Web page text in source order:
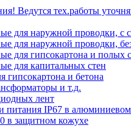
Ведутся тех.работы
для наружной проводки, с
для наружной проводки,
для гипсокартона и полых
для капитальных стен
гипсокартона и бетона
и т.д.
лент
питания IP67 в
в защитном кожухе